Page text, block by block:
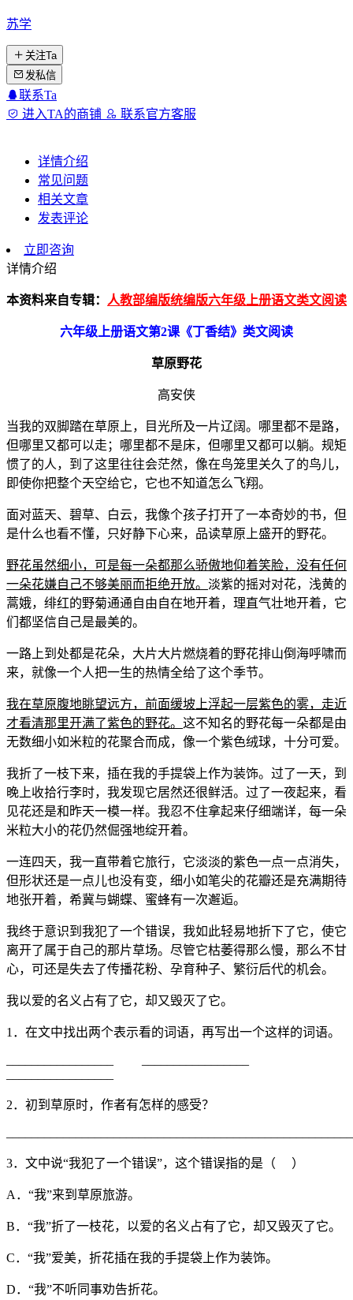
苏学
关注Ta
发私信
联系Ta
进入TA的商铺
联系官方客服
详情介绍
常见问题
相关文章
发表评论
立即咨询
详情介绍
本资料来自专辑： 人教部编版统编版六年级上册语文类文阅读
六年级上册语文第2课《丁香结》类文阅读
草原野花
高安侠
当我的双脚踏在草原上，目光所及一片辽阔。哪里都不是路，
但哪里又都可以走；哪里都不是床，但哪里又都可以躺。规矩
惯了的人，到了这里往往会茫然，像在鸟笼里关久了的鸟儿，
即使你把整个天空给它，它也不知道怎么飞翔。
面对蓝天、碧草、白云，我像个孩子打开了一本奇妙的书，但
是什么也看不懂，只好静下心来，品读草原上盛开的野花。
野花虽然细小，可是每一朵都那么骄傲地仰着笑脸，没有任何
一朵花嫌自己不够美丽而拒绝开放。 淡紫的摇对对花，浅黄的
蒿娥，绯红的野菊通通自由自在地开着，理直气壮地开着，它
们都坚信自己是最美的。
一路上到处都是花朵，大片大片燃烧着的野花排山倒海呼啸而
来，就像一个人把一生的热情全给了这个季节。
我在草原腹地眺望远方，前面缓坡上浮起一层紫色的雾，走近
才看清那里开满了紫色的野花。 这不知名的野花每一朵都是由
无数细小如米粒的花聚合而成，像一个紫色绒球，十分可爱。
我折了一枝下来，插在我的手提袋上作为装饰。过了一天，到
晚上收拾行李时，我发现它居然还很鲜活。过了一夜起来，看
见花还是和昨天一模一样。我忍不住拿起来仔细端详，每一朵
米粒大小的花仍然倔强地绽开着。
一连四天，我一直带着它旅行，它淡淡的紫色一点一点消失，
但形状还是一点儿也没有变，细小如笔尖的花瓣还是充满期待
地张开着，希冀与蝴蝶、蜜蜂有一次邂逅。
我终于意识到我犯了一个错误，我如此轻易地折下了它，使它
离开了属于自己的那片草场。尽管它枯萎得那么慢，那么不甘
心，可还是失去了传播花粉、孕育种子、繁衍后代的机会。
我以爱的名义占有了它，却又毁灭了它。
1．在文中找出两个表示看的词语，再写出一个这样的词语。
2．初到草原时，作者有怎样的感受？
3．文中说“我犯了一个错误”，这个错误指的是（ ）
A．“我”来到草原旅游。
B．“我”折了一枝花，以爱的名义占有了它，却又毁灭了它。
C．“我”爱美，折花插在我的手提袋上作为装饰。
D．“我”不听同事劝告折花。